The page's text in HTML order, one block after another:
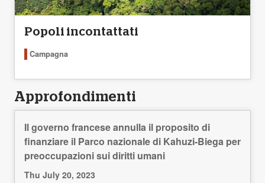
Popoli incontattati
Campagna
Approfondimenti
Il governo francese annulla il proposito di
finanziare il Parco nazionale di Kahuzi-Biega per
preoccupazioni sui diritti umani
Thu July 20, 2023